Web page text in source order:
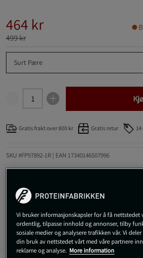
464 kr
499 kr
Surt Pære
Gratis frakt over 800 kr Gratis retur
SKU #FP97892-1R | EAN 17340146507996
S-Märke Protein Bar Sour Pear & Salt Lakris
aktiv livsstil.
Les mer
Informasjon Anmeldelser
Vi bruker informasjonskapsler for å få nettstedet
ordentlig, tilpasse innhold og annonser, tilby
sosiale medier og analysere trafikken vår. Vi
din bruk av nettstedet vårt med våre partnere
reklame og analyse. More information